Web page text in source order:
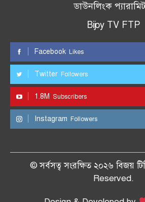
ডাউনলিংক
Bijoy TV FTP
Facebook Likes
Twitter Followers
1.8M Subscribers
Instagram Followers
© সর্বসত্ব সংরক্ষিত ২০২৬ বিজয়
Reserved.